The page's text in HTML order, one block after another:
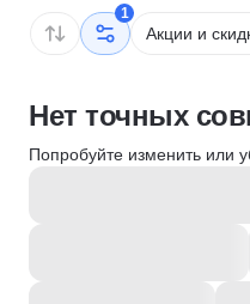
1
Акции и
Нет точных
Попробуйте изменить или